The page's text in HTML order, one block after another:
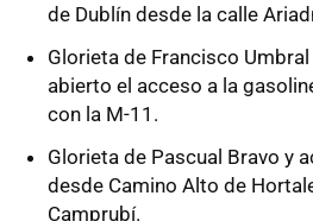
de Dublín desde la calle
Glorieta de Francisco
abierto el acceso a la
con la M-11.
Glorieta de Pascual Bravo y
desde Camino Alto de
Camprubí.